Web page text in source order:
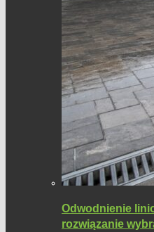
Odwodnienie
rozwiązanie